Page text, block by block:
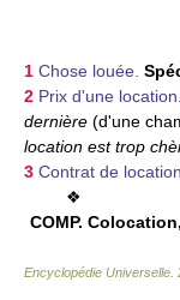
1 Chose louée.
2 Prix d'une location.
dernière (d'une
location est trop
3 Contrat de
❖
COMP.
Encyclopédie Universelle